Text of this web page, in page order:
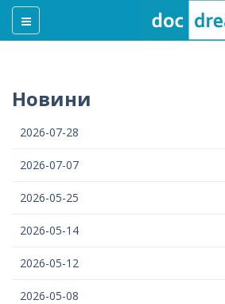
Новини
2026-07-28
2026-07-07
2026-05-25
2026-05-14
2026-05-12
2026-05-08